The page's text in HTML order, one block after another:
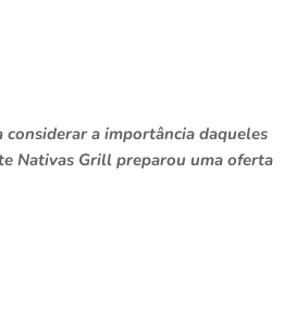
a importância daqueles
Nativas Grill preparou uma oferta